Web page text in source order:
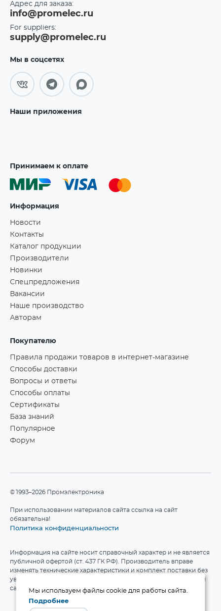
Адрес для заказа:
info@promelec.ru
For suppliers:
supply@promelec.ru
Мы в соцсетях
Наши приложения
Принимаем к оплате
Информация
Новости
Контакты
Каталог продукции
Производители
Новинки
Спецпредложения
Вакансии
Наше производство
Авторам
Покупателю
Правила продажи товаров в интернет-магазине
Способы доставки
Вопросы и ответы
Способы оплаты
Сертификаты
База знаний
Популярное
Форум
©1993–2026 Промэлектроника
При использовании материалов сайта ссылка на сайт
обязательна!
Политика конфиденциальности
Информация на сайте носит справочный характер и не является
публичной офертой (ст. 437 ГК РФ). Производитель вправе
изменять технические характеристики и комплект поставки без
уведомления. Актуальные данные приведены на официальном
сайте производителя.
Мы используем файлы cookie для работы сайта.
Подробнее